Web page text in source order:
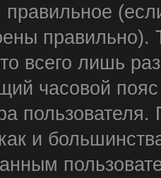
правильно).
всего лишь
часовой
и